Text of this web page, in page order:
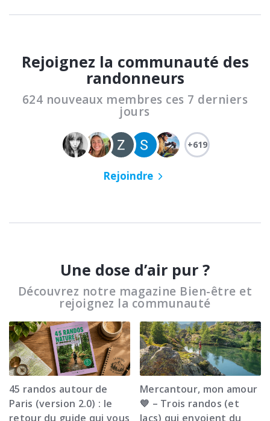
Rejoignez la communauté des
randonneurs
624 nouveaux membres ces 7 derniers
jours
+619
Rejoindre
Une dose d’air pur ?
Découvrez notre magazine Bien-être et
rejoignez la communauté
45 randos autour de
Paris (version 2.0) : le
retour du guide qui vous
Mercantour, mon amour
💙 – Trois randos (et
lacs) qui envoient du